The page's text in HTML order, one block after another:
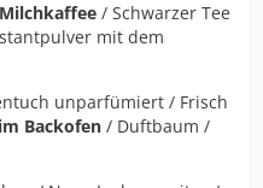
Milchkaffee / Schwarzer Tee
mit dem
unparfümiert / Frisch
Backofen / Duftbaum /